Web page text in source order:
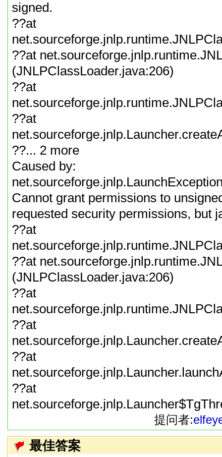
signed.
??at
??at
(JNLPClassLoader.java:206)
??at
??at
??... 2 more
Caused by:
Cannot grant permissions to
requested security permissions, but
??at
??at
(JNLPClassLoader.java:206)
??at
??at
??at
??at
提问者:
最佳答案